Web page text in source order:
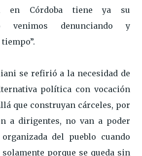
en Córdoba tiene ya su
venimos denunciando y
se refirió a la necesidad de
política con vocación
que construyan cárceles, por
a dirigentes, no van a poder
del pueblo cuando
porque se queda sin